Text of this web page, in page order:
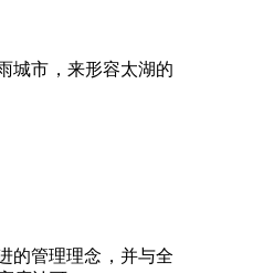
城市，来形容太湖的
的管理理念，并与全